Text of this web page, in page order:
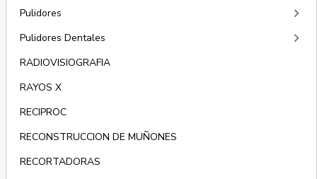
Pulidores keyboard_arrow_right
Pulidores Dentales keyboard_arrow_right
RADIOVISIOGRAFIA
RAYOS X
RECIPROC
RECONSTRUCCION DE MUÑONES
RECORTADORAS